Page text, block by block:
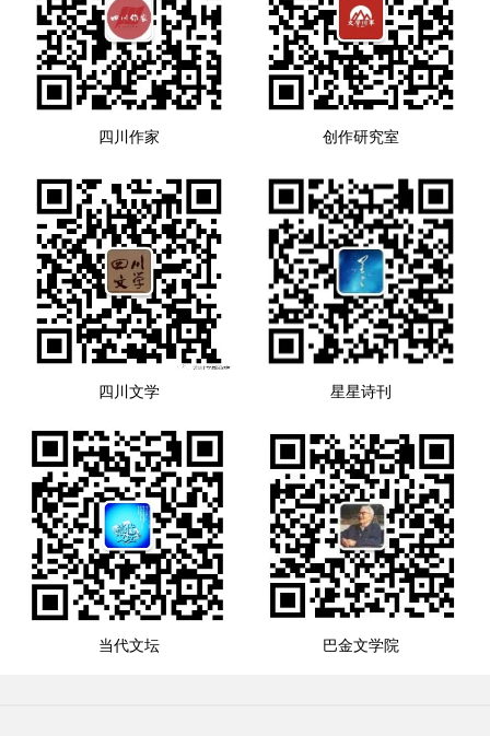
四川作家 创作研究室
四川文学 星星诗刊
当代文坛 巴金文学院